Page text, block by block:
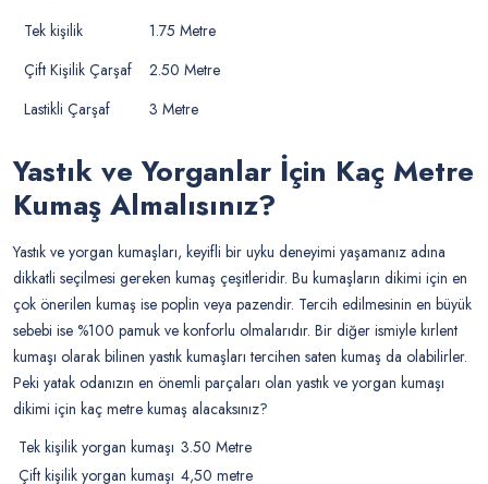
Tek kişilik
1.75 Metre
Çift Kişilik Çarşaf
2.50 Metre
Lastikli Çarşaf
3 Metre
Yastık ve Yorganlar İçin Kaç Metre
Kumaş Almalısınız?
Yastık ve yorgan kumaşları, keyifli bir uyku deneyimi yaşamanız adına
dikkatli seçilmesi gereken kumaş çeşitleridir. Bu kumaşların dikimi için en
çok önerilen kumaş ise poplin veya pazendir. Tercih edilmesinin en büyük
sebebi ise %100 pamuk ve konforlu olmalarıdır. Bir diğer ismiyle kırlent
kumaşı olarak bilinen yastık kumaşları tercihen saten kumaş da olabilirler.
Peki yatak odanızın en önemli parçaları olan yastık ve yorgan kumaşı
dikimi için kaç metre kumaş alacaksınız?
Tek kişilik yorgan kumaşı 3.50 Metre
Çift kişilik yorgan kumaşı 4,50 metre